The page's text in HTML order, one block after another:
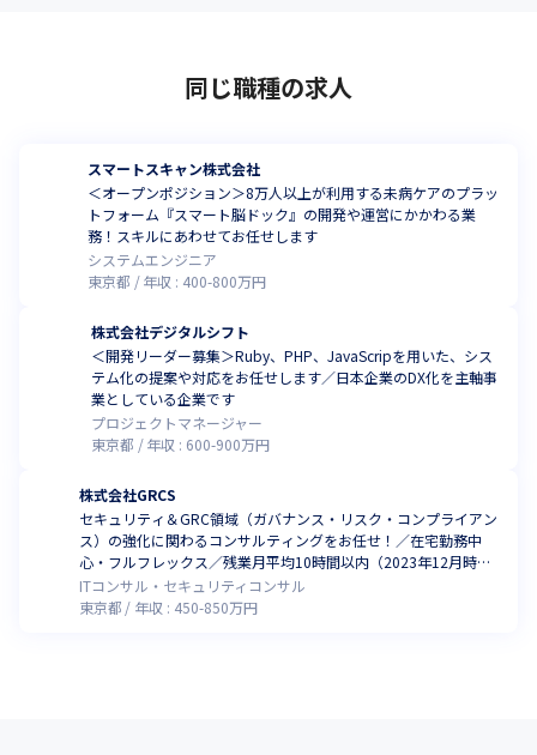
同じ職種の求人
スマートスキャン株式会社
＜オープンポジション＞8万人以上が利用する未病ケアのプラッ
トフォーム『スマート脳ドック』の開発や運営にかかわる業
務！スキルにあわせてお任せします
システムエンジニア
東京都
年収 : 400-800万円
株式会社デジタルシフト
＜開発リーダー募集＞Ruby、PHP、JavaScripを用いた、シス
テム化の提案や対応をお任せします／日本企業のDX化を主軸事
業としている企業です
プロジェクトマネージャー
東京都
年収 : 600-900万円
株式会社GRCS
セキュリティ＆GRC領域（ガバナンス・リスク・コンプライアン
ス）の強化に関わるコンサルティングをお任せ！／在宅勤務中
心・フルフレックス／残業月平均10時間以内（2023年12月時
点）
ITコンサル・セキュリティコンサル
東京都
年収 : 450-850万円